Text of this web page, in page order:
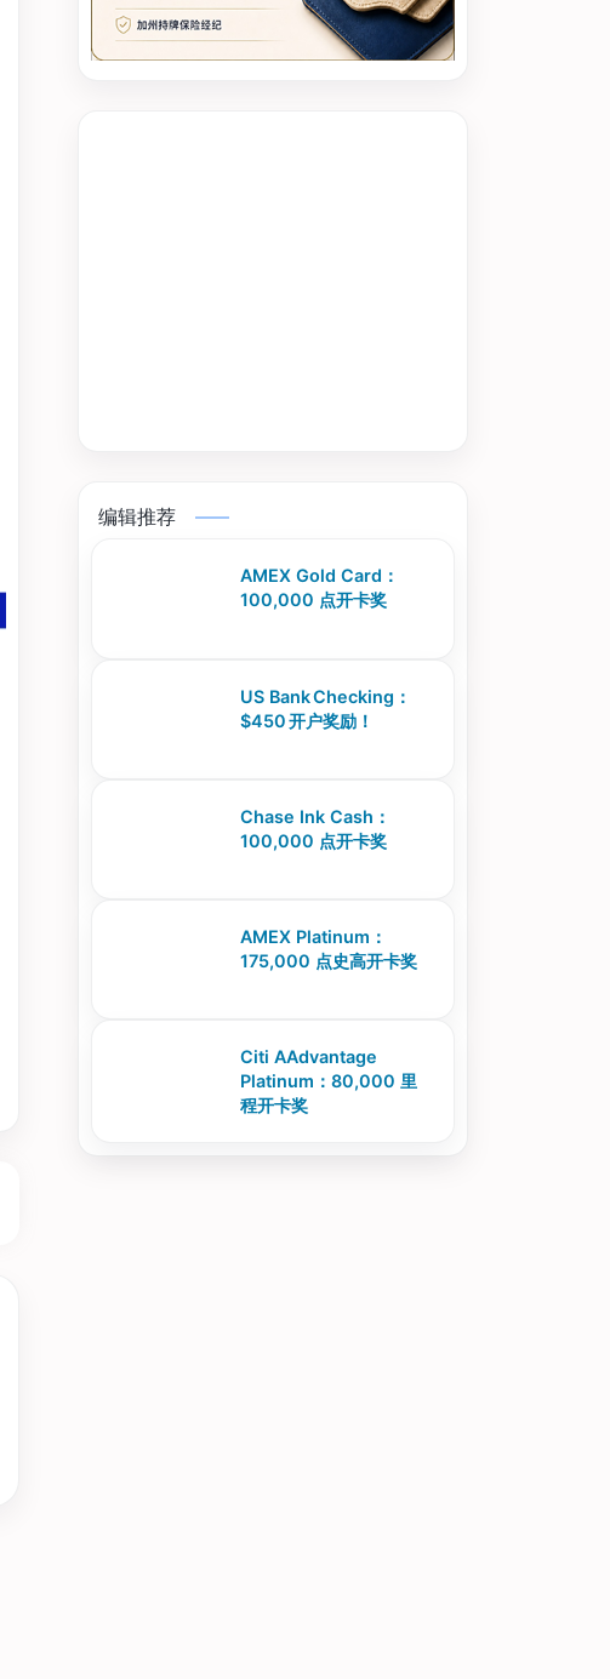
编辑推荐
AMEX Gold Card：
100,000 点开卡奖
US Bank Checking：
$450 开户奖励！
Chase Ink Cash：
100,000 点开卡奖
AMEX Platinum：
175,000 点史高开卡奖
Citi AAdvantage
Platinum：80,000 里
程开卡奖